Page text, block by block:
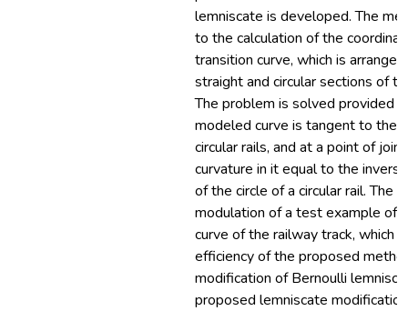
lemniscate is developed. The
to the calculation of the
transition curve, which is
straight and circular sections of
The problem is solved provided
modeled curve is tangent to the
circular rails, and at a point of
curvature in it equal to the
of the circle of a circular rail. The
modulation of a test example of
curve of the railway track, which
efficiency of the proposed
modification of Bernoulli
proposed lemniscate